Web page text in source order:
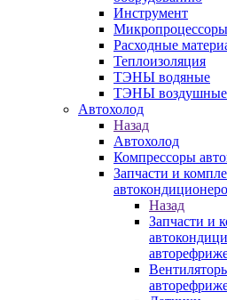
Инструмент
Микропроцессоры
Расходные
Теплоизоляция
ТЭНЫ водяные
ТЭНЫ воздушные
Автохолод
Назад
Автохолод
Компрессоры
Запчасти и
Назад
Запчасти и